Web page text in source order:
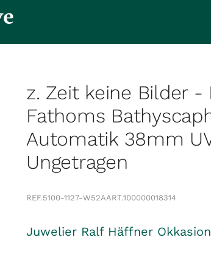
z. Zeit keine Bilder -
Fathoms
Automatik 38mm
Ungetragen
REF.5100-1127-W52AART.100000018314
Juwelier Ralf Häffner